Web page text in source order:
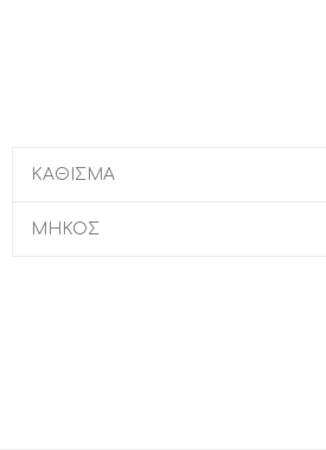
ΚΑΘΙΣΜΑ
ΜΗΚΟΣ